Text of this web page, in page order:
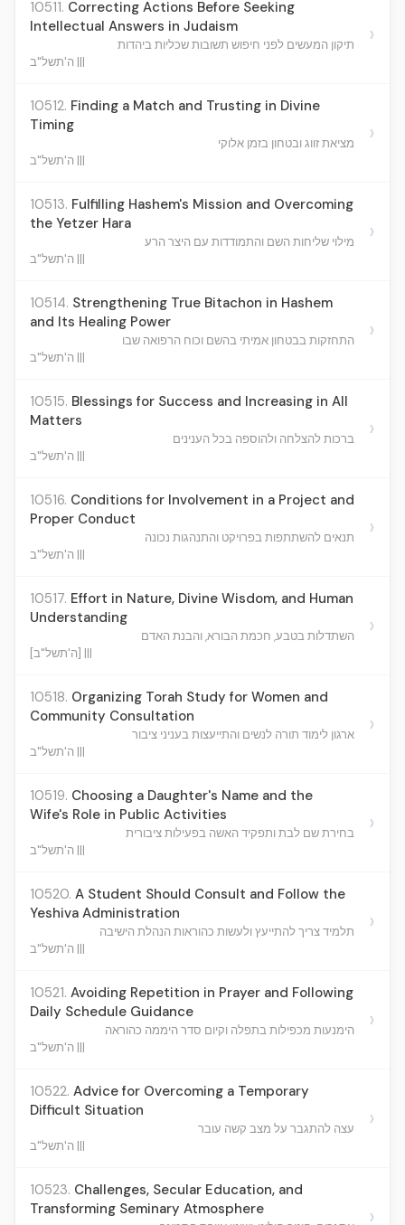
10511. Correcting Actions Before Seeking
Intellectual Answers in Judaism
תיקון המעשים לפני חיפוש תשובות שכליות ביהדות
ה'תשל"ב |||
›
10512. Finding a Match and Trusting in Divine
Timing
מציאת זווג ובטחון בזמן אלוקי
ה'תשל"ב |||
›
10513. Fulfilling Hashem's Mission and Overcoming
the Yetzer Hara
מילוי שליחות השם והתמודדות עם היצר הרע
ה'תשל"ב |||
›
10514. Strengthening True Bitachon in Hashem
and Its Healing Power
התחזקות בבטחון אמיתי בהשם וכוח הרפואה שבו
ה'תשל"ב |||
›
10515. Blessings for Success and Increasing in All
Matters
ברכות להצלחה ולהוספה בכל הענינים
ה'תשל"ב |||
›
10516. Conditions for Involvement in a Project and
Proper Conduct
תנאים להשתתפות בפרויקט והתנהגות נכונה
ה'תשל"ב |||
›
10517. Effort in Nature, Divine Wisdom, and Human
Understanding
השתדלות בטבע, חכמת הבורא, והבנת האדם
[ה'תשל"ב] |||
›
10518. Organizing Torah Study for Women and
Community Consultation
ארגון לימוד תורה לנשים והתייעצות בעניני ציבור
ה'תשל"ב |||
›
10519. Choosing a Daughter's Name and the
Wife's Role in Public Activities
בחירת שם לבת ותפקיד האשה בפעילות ציבורית
ה'תשל"ב |||
›
10520. A Student Should Consult and Follow the
Yeshiva Administration
תלמיד צריך להתייעץ ולעשות כהוראות הנהלת הישיבה
ה'תשל"ב |||
›
10521. Avoiding Repetition in Prayer and Following
Daily Schedule Guidance
הימנעות מכפילות בתפלה וקיום סדר היממה כהוראה
ה'תשל"ב |||
›
10522. Advice for Overcoming a Temporary
Difficult Situation
עצה להתגבר על מצב קשה עובר
ה'תשל"ב |||
›
10523. Challenges, Secular Education, and
Transforming Seminary Atmosphere
›